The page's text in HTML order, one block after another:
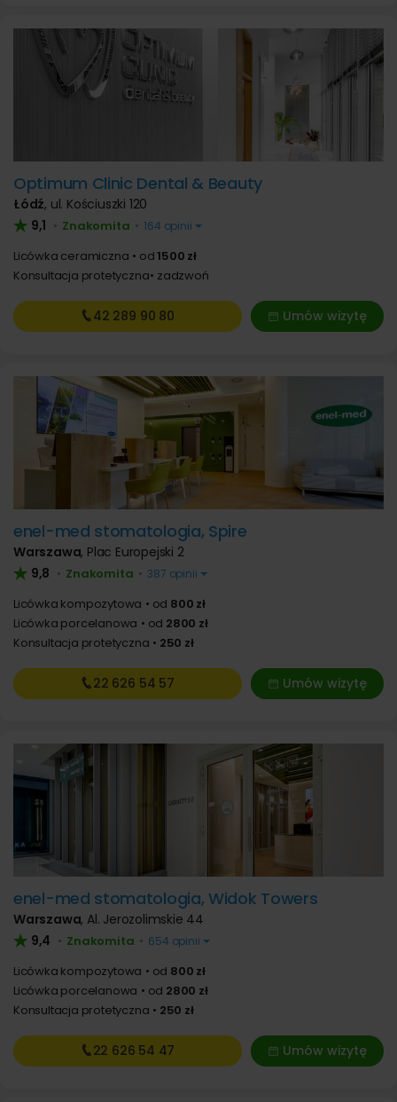
Optimum Clinic Dental & Beauty
Łódź, ul. Kościuszki 120
9,1 • Znakomita • 164 opinii
Licówka ceramiczna od1500 zł
Konsultacja protetyczna zadzwoń
Umów wizytę
42 289 90 80
enel-med stomatologia, Spire
Warszawa, Plac Europejski 2
9,8 • Znakomita • 387 opinii
Licówka kompozytowa od 800 zł
Licówka porcelanowa
od 2800 zł
Konsultacja protetyczna
250 zł
Umów wizytę
22 626 54 57
enel-med stomatologia, Widok Towers
Warszawa, Al. Jerozolimskie 44
9,4 • Znakomita • 654 opinii
Licówka kompozytowa od 800 zł
Licówka porcelanowa
od 2800 zł
Konsultacja protetyczna
250 zł
Umów wizytę
22 626 54 47